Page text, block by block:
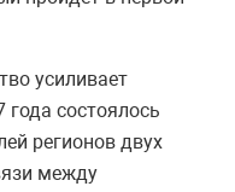
усиливает
состоялось
регионов двух
между